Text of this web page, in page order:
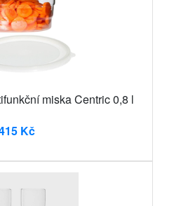
miska Centric 0,8 l
Kč